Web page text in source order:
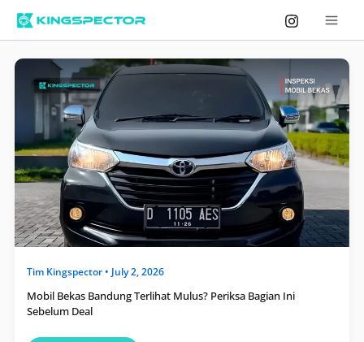
Skip
Tim Kingspector• July 2, 2026
Mobil Bekas Bandung Terlihat Mulus? Periksa Bagian Ini
Sebelum Deal
Mobil
Bekas
Bandung
Terlihat
Mulus?
Periksa
Bagian
Ini
Sebelum
Deal